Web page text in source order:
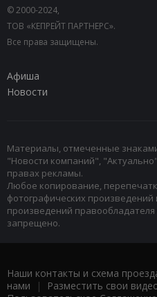
© 2000-2024,
ТОВ «КЕПРЕЙТ ПАРТНЕРС».
Все права защищены.
Афиша
Новости
Материалы, отмеченные
"Новости компаний",
правах рекламы.
Любое копирование,
фотографических
произведений правообладателя
запрещено.
Наши контакты и схема
нами | Разместить свои